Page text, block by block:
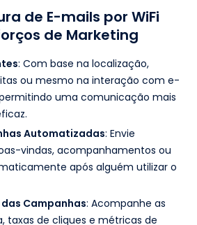
de E-mails por WiFi
de Marketing
: Com base na localização,
ou mesmo na interação com e-
uma comunicação mais
Automatizadas: Envie
vindas, acompanhamentos ou
após alguém utilizar o
Campanhas: Acompanhe as
taxas de cliques e métricas de